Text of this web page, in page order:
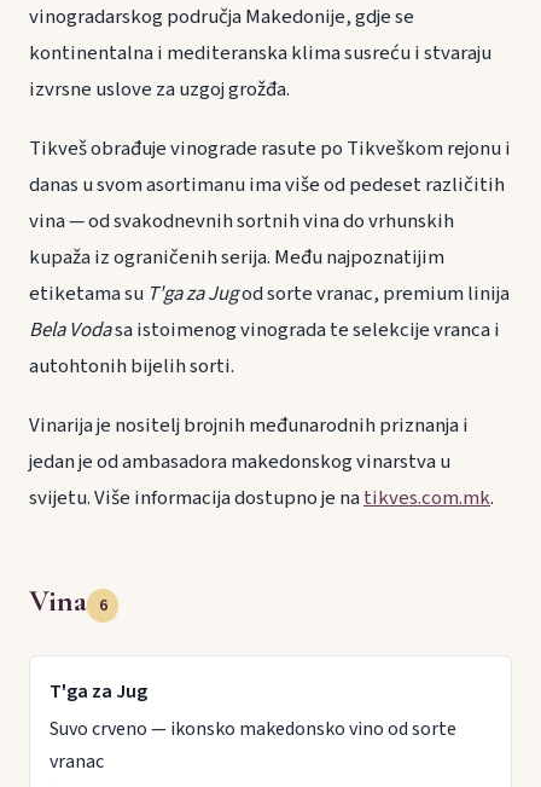
vinogradarskog područja Makedonije, gdje se
kontinentalna i mediteranska klima susreću i stvaraju
izvrsne uslove za uzgoj grožđa.
Tikveš obrađuje vinograde rasute po Tikveškom rejonu i
danas u svom asortimanu ima više od pedeset različitih
vina — od svakodnevnih sortnih vina do vrhunskih
kupaža iz ograničenih serija. Među najpoznatijim
etiketama su T'ga za Jugod sorte vranac, premium linija
Bela Vodasa istoimenog vinograda te selekcije vranca i
autohtonih bijelih sorti.
Vinarija je nositelj brojnih međunarodnih priznanja i
jedan je od ambasadora makedonskog vinarstva u
svijetu. Više informacija dostupno je natikves.com.mk.
Vina 6
T'ga za Jug
Suvo crveno — ikonsko makedonsko vino od sorte
vranac